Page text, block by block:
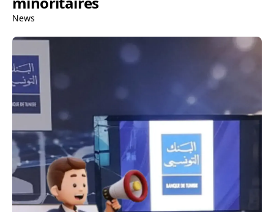
News